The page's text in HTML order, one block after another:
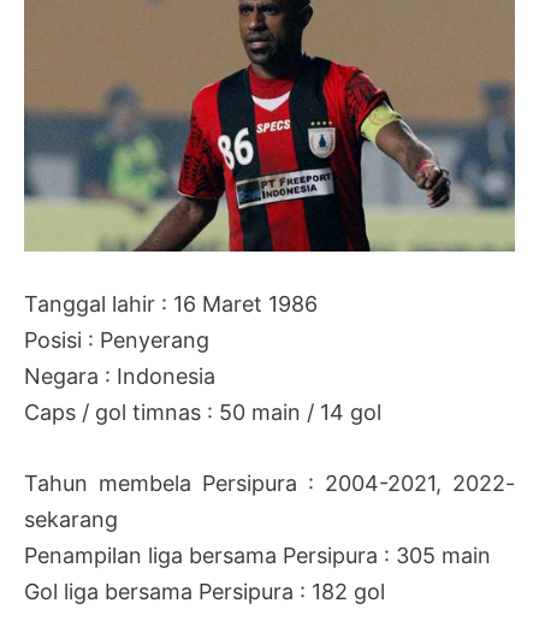
Tanggal lahir : 16 Maret 1986
Posisi : Penyerang
Negara : Indonesia
Caps / gol timnas : 50 main / 14 gol
Tahun membela Persipura : 2004-2021, 2022-
sekarang
Penampilan liga bersama Persipura : 305 main
Gol liga bersama Persipura : 182 gol